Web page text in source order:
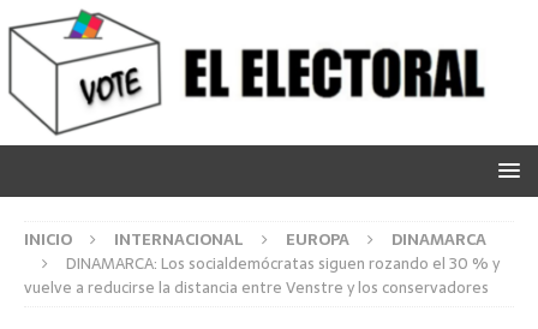
INICIO INTERNACIONAL EUROPA
DINAMARCA
DINAMARCA: Los socialdemócratas siguen rozando el 30 % y
vuelve a reducirse la distancia entre Venstre y los conservadores